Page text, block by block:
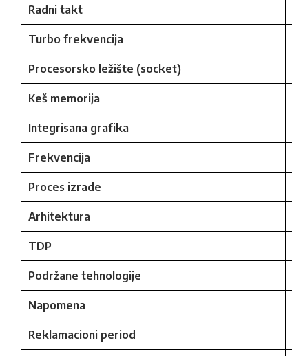
Radni takt
Turbo frekvencija
Procesorsko ležište (socket)
Keš memorija
Integrisana grafika
Frekvencija
Proces izrade
Arhitektura
TDP
Podržane tehnologije
Napomena
Reklamacioni period